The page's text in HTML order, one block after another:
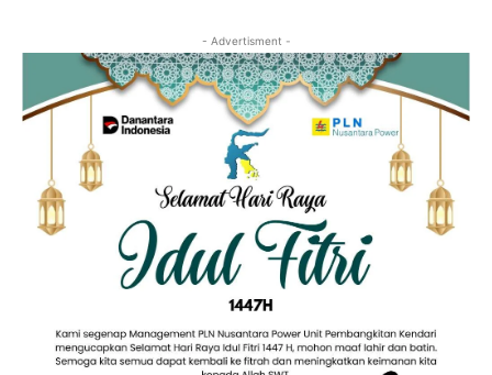
- Advertisment -